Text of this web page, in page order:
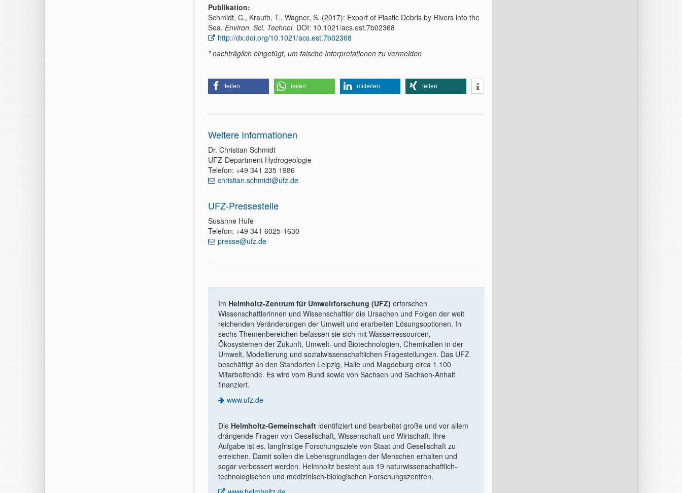
Publikation:
Schmidt, C., Krauth, T., Wagner, S. (2017): Export of Plastic Debris by Rivers into the
Sea. Environ. Sci. Technol. DOI: 10.1021/acs.est.7b02368
http://dx.doi.org/10.1021/acs.est.7b02368
* nachträglich eingefügt, um falsche Interpretationen zu vermeiden
teilen teilen mitteilen teilen
Weitere Informationen
Dr. Christian Schmidt
UFZ-Department Hydrogeologie
Telefon: +49 341 235 1986
christian.schmidt@ufz.de
UFZ-Pressestelle
Susanne Hufe
Telefon: +49 341 6025-1630
presse@ufz.de
Im Helmholtz-Zentrum für Umweltforschung (UFZ) erforschen
Wissenschaftlerinnen und Wissenschaftler die Ursachen und Folgen der weit
reichenden Veränderungen der Umwelt und erarbeiten Lösungsoptionen. In
sechs Themenbereichen befassen sie sich mit Wasserressourcen,
Ökosystemen der Zukunft, Umwelt- und Biotechnologien, Chemikalien in der
Umwelt, Modellierung und sozialwissenschaftlichen Fragestellungen. Das UFZ
beschäftigt an den Standorten Leipzig, Halle und Magdeburg circa 1.100
Mitarbeitende. Es wird vom Bund sowie von Sachsen und Sachsen-Anhalt
finanziert.
www.ufz.de
Die Helmholtz-Gemeinschaft identiﬁziert und bearbeitet große und vor allem
drängende Fragen von Gesellschaft, Wissenschaft und Wirtschaft. Ihre
Aufgabe ist es, langfristige Forschungsziele von Staat und Gesellschaft zu
erreichen. Damit sollen die Lebensgrundlagen der Menschen erhalten und
sogar verbessert werden. Helmholtz besteht aus 19 naturwissenschaftlich-
technologischen und medizinisch-biologischen Forschungszentren.